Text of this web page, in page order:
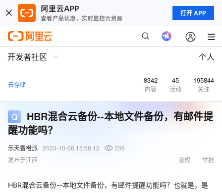
打开 APP
开发者社区 个人
云存储 8342
内容
45
活动
195844
关注
HBR混合云备份--本地文件备份，有邮件提
醒功能吗？
乐天香橙派 2023-10-06 15:58:12
236
发布于江西
举报
版权
HBR混合云备份--本地文件备份，有邮件提醒功能吗？也就是，是